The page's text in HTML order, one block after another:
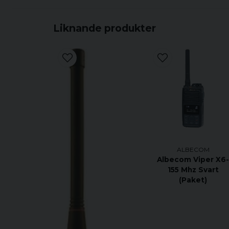
Liknande produkter
ALBECOM
Albecom Viper X6-
155 Mhz Svart
(Paket)